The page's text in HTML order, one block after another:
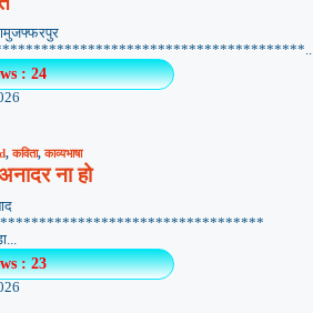
: 24
,कविता,काव्यभाषा
ना हो
: 23